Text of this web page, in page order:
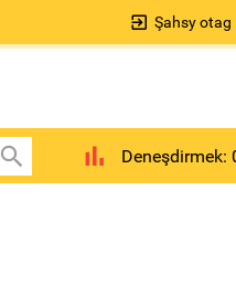
Şahsy otag
Deneşdirmek: